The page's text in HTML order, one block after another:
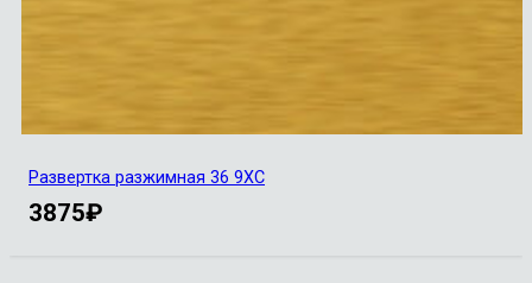
Развертка разжимная 36 9ХС
3875₽